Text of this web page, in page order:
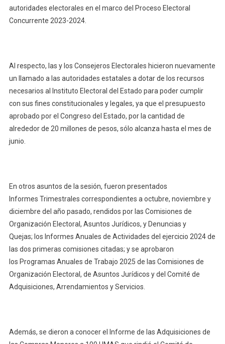
autoridades electorales en el marco del Proceso Electoral
Concurrente 2023-2024.
Al respecto, las y los Consejeros Electorales hicieron nuevamente
un llamado a las autoridades estatales a dotar de los recursos
necesarios al Instituto Electoral del Estado para poder cumplir
con sus fines constitucionales y legales, ya que el presupuesto
aprobado por el Congreso del Estado, por la cantidad de
alrededor de 20 millones de pesos, sólo alcanza hasta el mes de
junio.
En otros asuntos de la sesión, fueron presentados
Informes Trimestrales correspondientes a octubre, noviembre y
diciembre del año pasado, rendidos por las Comisiones de
Organización Electoral, Asuntos Jurídicos, y Denuncias y
Quejas; los Informes Anuales de Actividades del ejercicio 2024 de
las dos primeras comisiones citadas; y se aprobaron
los Programas Anuales de Trabajo 2025 de las Comisiones de
Organización Electoral, de Asuntos Jurídicos y del Comité de
Adquisiciones, Arrendamientos y Servicios.
Además, se dieron a conocer el Informe de las Adquisiciones de